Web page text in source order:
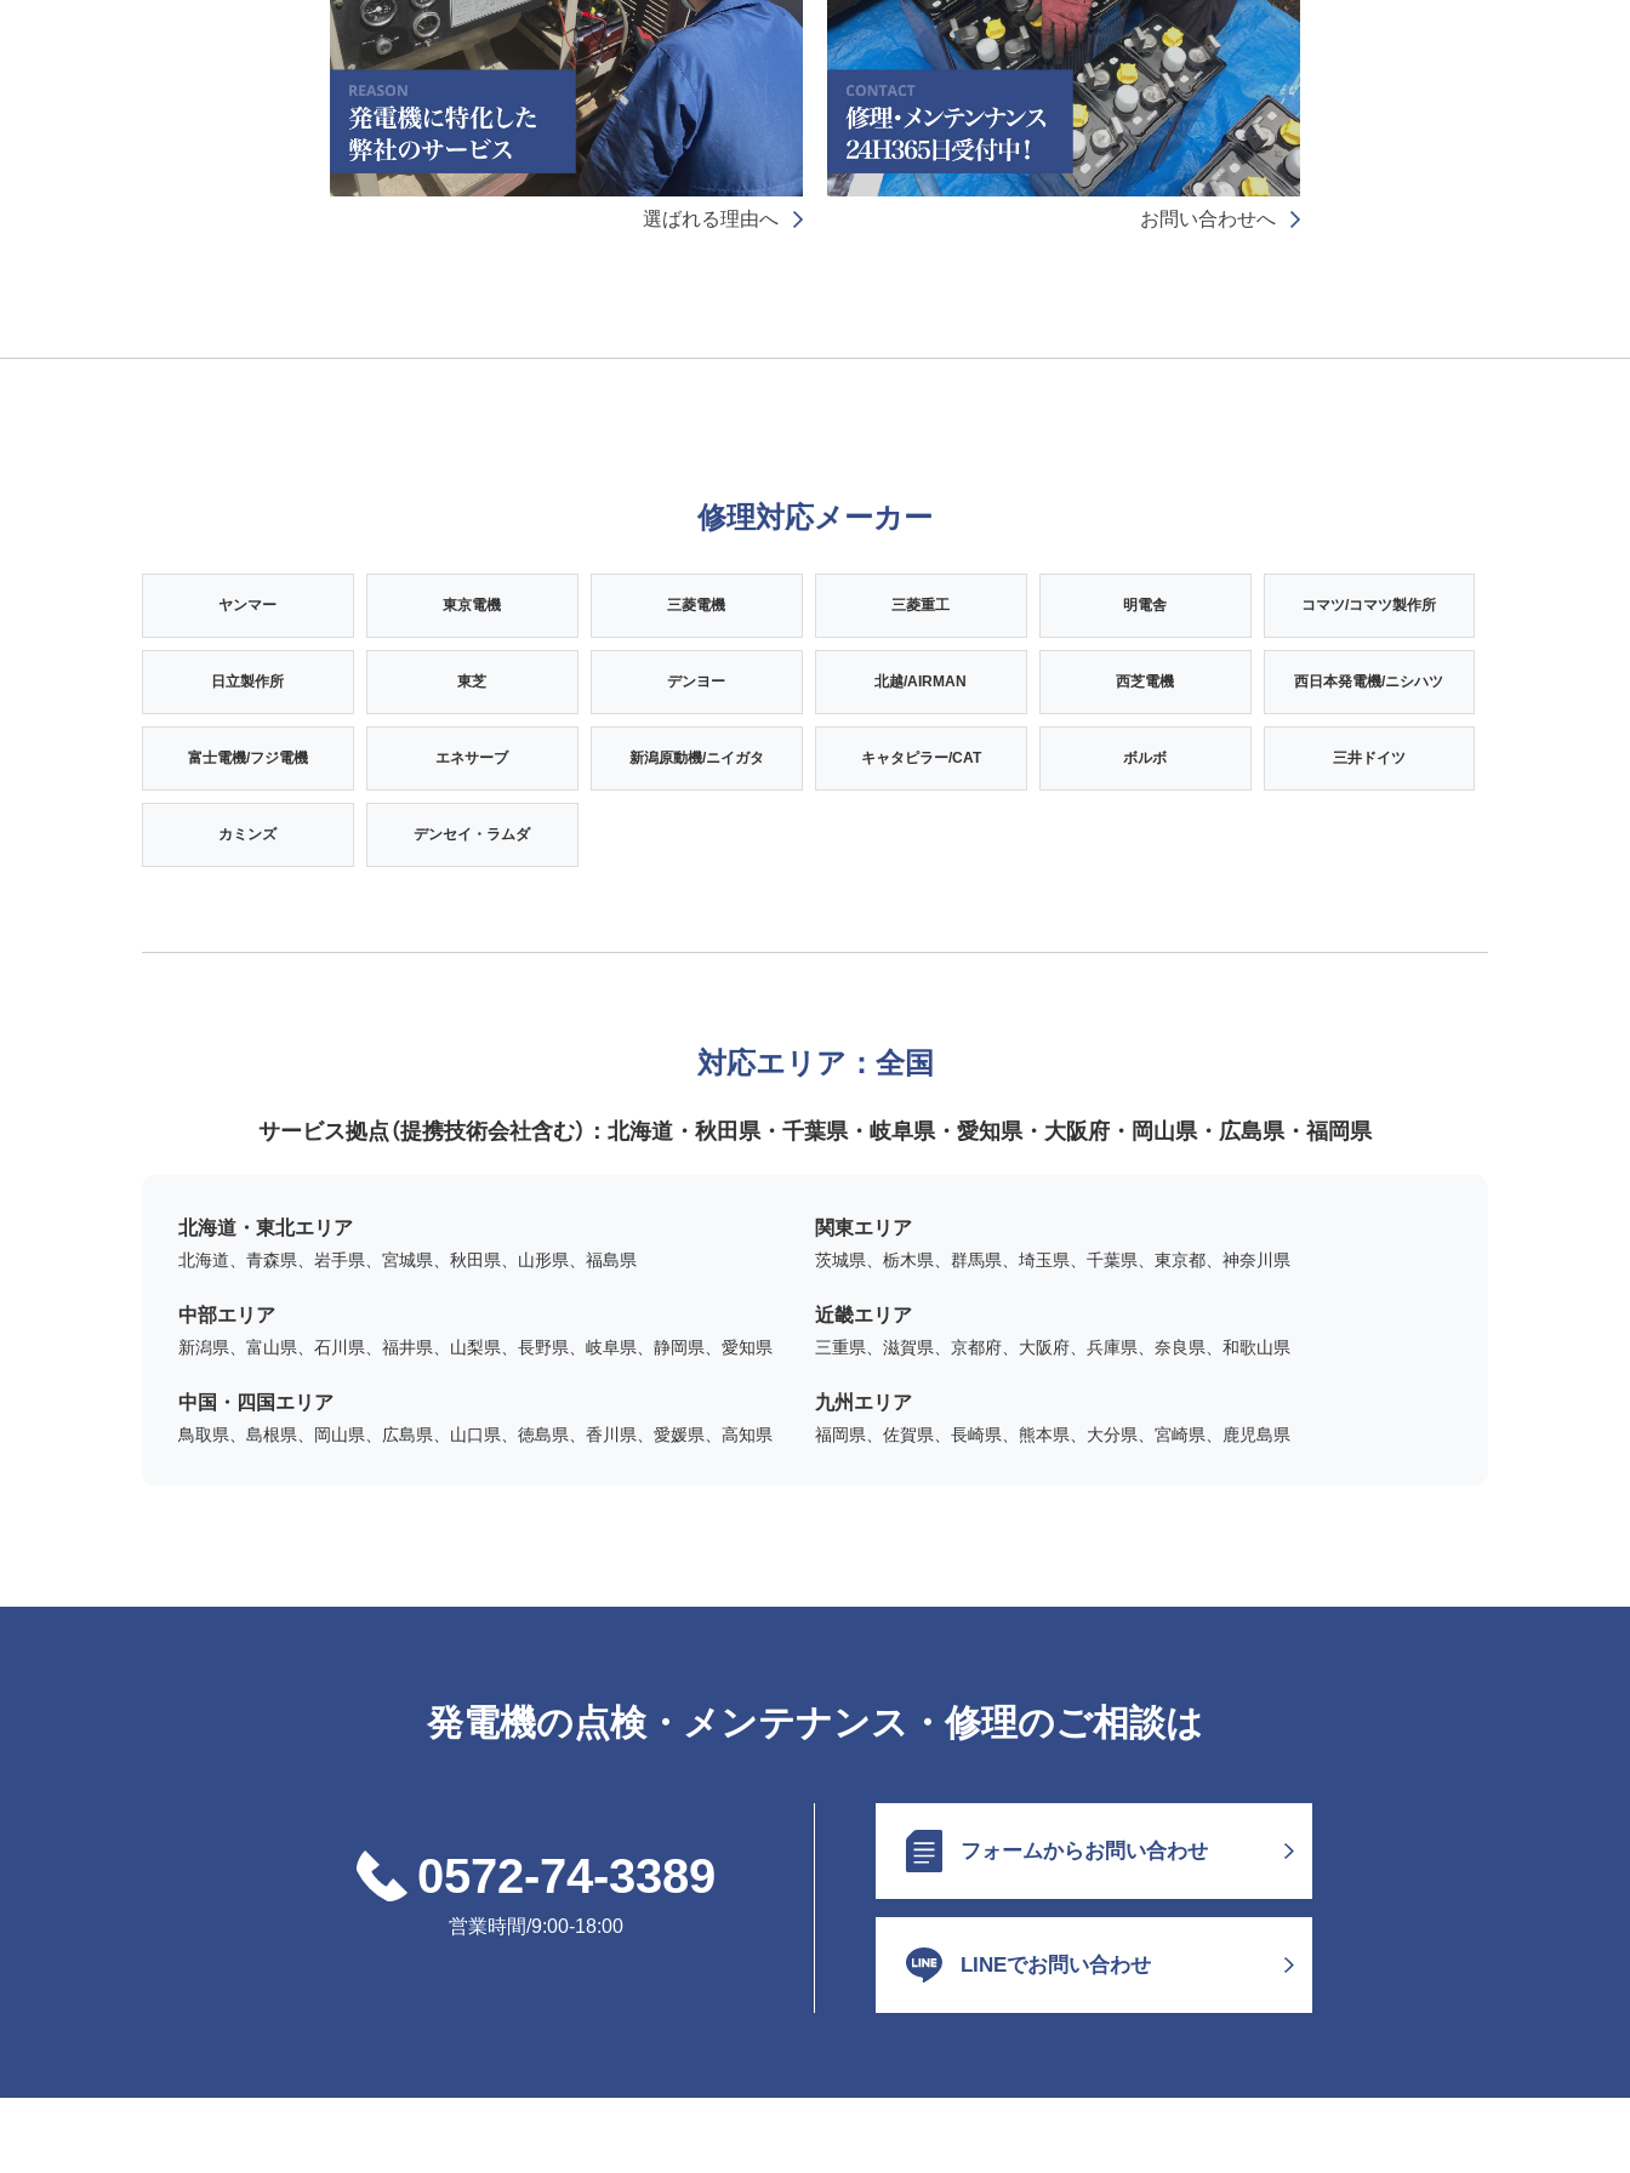
選ばれる理由へ お問い合わせへ
修理対応メーカー
ヤンマー 東京電機 三菱電機 三菱重工 明電舎 コマツ/コマツ製作所
日立製作所 東芝 デンヨー 北越/AIRMAN 西芝電機 西日本発電機/ニシハツ
富士電機/フジ電機 エネサーブ 新潟原動機/ニイガタ キャタピラー/CAT ボルボ 三井ドイツ
カミンズ デンセイ・ラムダ
対応エリア：全国
サービス拠点（提携技術会社含む）： 北海道・秋田県・千葉県・岐阜県・愛知県・大阪府・岡山県・広島県・福岡県
北海道・東北エリア
北海道、青森県、岩手県、宮城県、秋田県、山形県、福島県
関東エリア
茨城県、栃木県、群馬県、埼玉県、千葉県、東京都、神奈川県
中部エリア
新潟県、富山県、石川県、福井県、山梨県、長野県、岐阜県、静岡県、愛知県
近畿エリア
三重県、滋賀県、京都府、大阪府、兵庫県、奈良県、和歌山県
中国・四国エリア
鳥取県、島根県、岡山県、広島県、山口県、徳島県、香川県、愛媛県、高知県
九州エリア
福岡県、佐賀県、長崎県、熊本県、大分県、宮崎県、鹿児島県
発電機の点検・メンテナンス・修理のご相談は
0572-74-3389
営業時間/9:00-18:00
フォームからお問い合わせ
LINEでお問い合わせ